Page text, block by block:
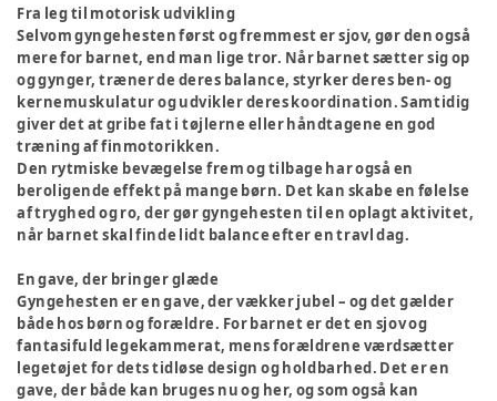
Fra leg til motorisk udvikling
Selvom gyngehesten først og fremmest er sjov, gør den også
mere for barnet, end man lige tror. Når barnet sætter sig op
og gynger, træner de deres balance, styrker deres ben- og
kernemuskulatur og udvikler deres koordination. Samtidig
giver det at gribe fat i tøjlerne eller håndtagene en god
træning af finmotorikken.
Den rytmiske bevægelse frem og tilbage har også en
beroligende effekt på mange børn. Det kan skabe en følelse
af tryghed og ro, der gør gyngehesten til en oplagt aktivitet,
når barnet skal finde lidt balance efter en travl dag.
En gave, der bringer glæde
Gyngehesten er en gave, der vækker jubel – og det gælder
både hos børn og forældre. For barnet er det en sjov og
fantasifuld legekammerat, mens forældrene værdsætter
legetøjet for dets tidløse design og holdbarhed. Det er en
gave, der både kan bruges nu og her, og som også kan